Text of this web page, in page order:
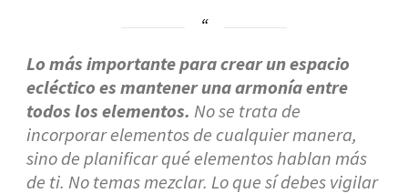
Lo más importante para crear un espacio
ecléctico es mantener una armonía entre
todos los elementos. No se trata de
incorporar elementos de cualquier manera,
sino de planificar qué elementos hablan más
de ti. No temas mezclar. Lo que sí debes vigilar